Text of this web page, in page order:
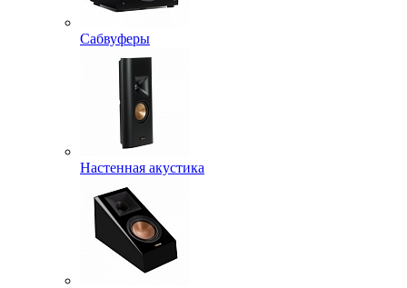
Сабвуферы
Настенная акустика